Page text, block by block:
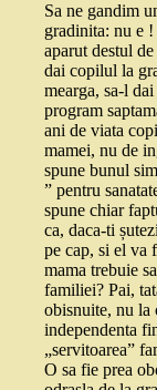
Sa ne gandim
gradinita: nu e
aparut destul
dai copilul la
mearga, sa-l
program
ani de viata
mamei, nu de
spune bunul
” pentru
spune chiar
ca, daca-ti
pe cap, si el va
mama trebuie
familiei? Pai,
obisnuite, nu la
independenta
„servitoarea”
O sa fie prea